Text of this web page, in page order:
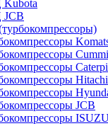
Hitachi
JCB